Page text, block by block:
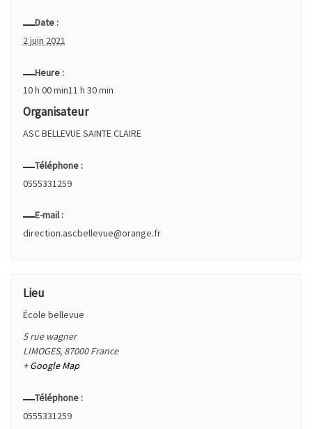
Date :
2 juin 2021
Heure :
10 h 00 min11 h 30 min
Organisateur
ASC BELLEVUE SAINTE CLAIRE
Téléphone :
0555331259
E-mail :
direction.ascbellevue@orange.fr
Lieu
École bellevue
5 rue wagner
LIMOGES, 87000 France
+ Google Map
Téléphone :
0555331259